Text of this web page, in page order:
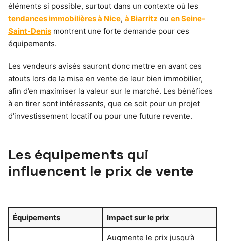
éléments si possible, surtout dans un contexte où les
tendances immobilières à Nice, à Biarritz ou en Seine-
Saint-Denis montrent une forte demande pour ces
équipements.
Les vendeurs avisés sauront donc mettre en avant ces
atouts lors de la mise en vente de leur bien immobilier,
afin d’en maximiser la valeur sur le marché. Les bénéfices
à en tirer sont intéressants, que ce soit pour un projet
d’investissement locatif ou pour une future revente.
Les équipements qui
influencent le prix de vente
Équipements Impact sur le prix
Augmente le prix jusqu’à